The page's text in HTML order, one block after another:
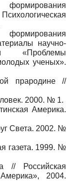
научно-
«Проблемы
ученых».
прародине //
2000. № 1.
Америка.
Света. 2002. №
газета. 1999. №
// Российская
2004.